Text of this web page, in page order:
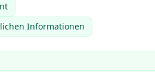
Informationen